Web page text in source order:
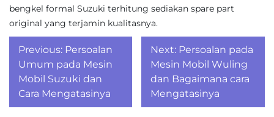
bengkel formal Suzuki terhitung sediakan spare part
original yang terjamin kualitasnya.
Post
navigation
Previous: Persoalan
Umum pada Mesin
Mobil Suzuki dan
Cara Mengatasinya
Next: Persoalan pada
Mesin Mobil Wuling
dan Bagaimana cara
Mengatasinya